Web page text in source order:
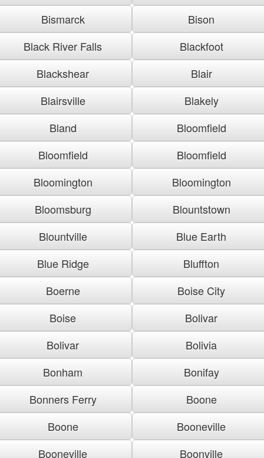
Bismarck
Bison
Black River Falls
Blackfoot
Blackshear
Blair
Blairsville
Blakely
Bland
Bloomfield
Bloomfield
Bloomfield
Bloomington
Bloomington
Bloomsburg
Blountstown
Blountville
Blue Earth
Blue Ridge
Bluffton
Boerne
Boise City
Boise
Bolivar
Bolivar
Bolivia
Bonham
Bonifay
Bonners Ferry
Boone
Boone
Booneville
Booneville
Boonville